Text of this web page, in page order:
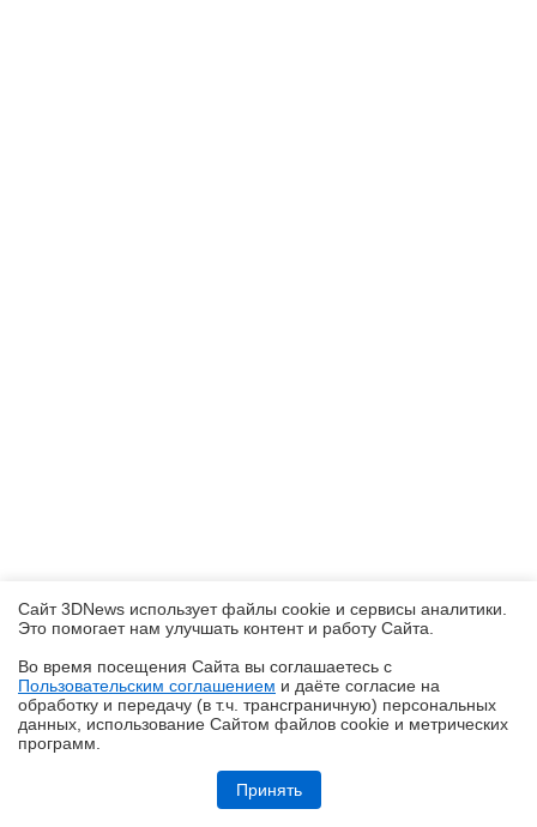
Обзор складного смартфона HONOR Magic V6: избавление от
Сайт 3DNews использует файлы cookie и сервисы аналитики.
Это помогает нам улучшать контент и работу Cайта.
Во время посещения Cайта вы соглашаетесь с
Пользовательским соглашением и даёте согласие на
обработку и передачу (в т.ч. трансграничную) персональных
данных, использование Cайтом файлов cookie и метрических
программ.
Принять